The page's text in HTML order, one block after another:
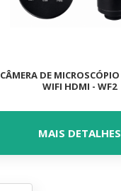
CÂMERA DE
WIFI HDMI - WF2
MAIS DETALHES